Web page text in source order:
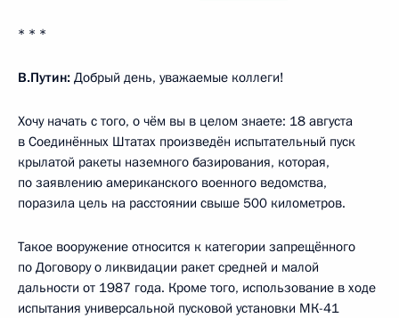
* * *
В.Путин: Добрый день, уважаемые коллеги!
Хочу начать с того, о чём вы в целом знаете: 18 августа
в Соединённых Штатах произведён испытательный пуск
крылатой ракеты наземного базирования, которая,
по заявлению американского военного ведомства,
поразила цель на расстоянии свыше 500 километров.
Такое вооружение относится к категории запрещённого
по Договору о ликвидации ракет средней и малой
дальности от 1987 года. Кроме того, использование в ходе
испытания универсальной пусковой установки МК-41